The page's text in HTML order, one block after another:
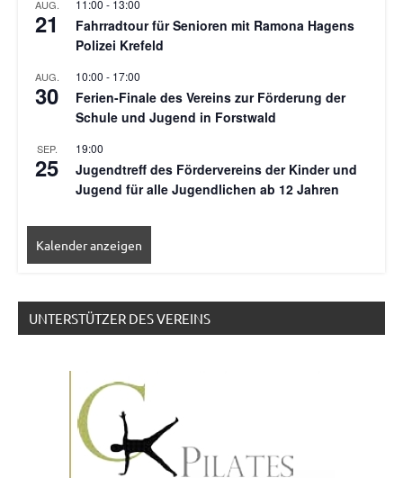
AUG.
21
11:00 - 13:00
Fahrradtour für Senioren mit Ramona Hagens
Polizei Krefeld
AUG.
30
10:00 - 17:00
Ferien-Finale des Vereins zur Förderung der
Schule und Jugend in Forstwald
SEP.
25
19:00
Jugendtreff des Fördervereins der Kinder und
Jugend für alle Jugendlichen ab 12 Jahren
Kalender anzeigen
UNTERSTÜTZER DES VEREINS